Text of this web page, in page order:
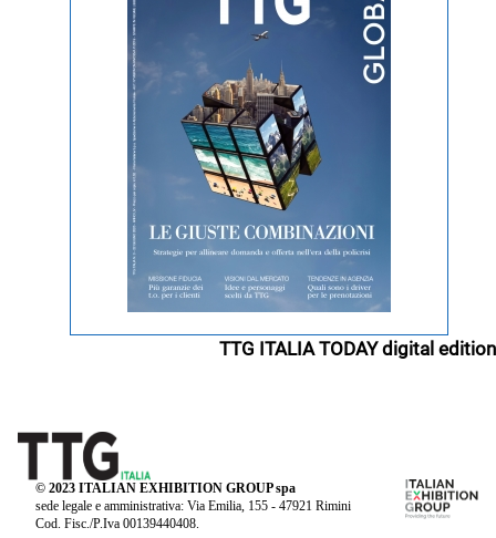
TTG ITALIA TODAY digital edition
© 2023 ITALIAN EXHIBITION GROUP spa
sede legale e amministrativa: Via Emilia, 155 - 47921 Rimini
Cod. Fisc./P.Iva 00139440408.